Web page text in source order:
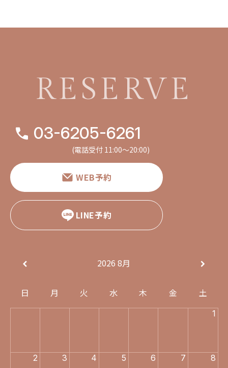
RESERVE
03-6205-6261
(電話受付 11:00〜20:00)
WEB予約
LINE予約
2026 8月
日 月 火 水 木 金 土
1
2 3 4 5 6 7 8